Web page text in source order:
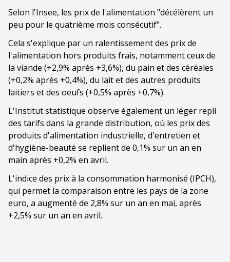
Selon l'Insee, les prix de l'alimentation "décélèrent un
peu pour le quatrième mois consécutif".
Cela s'explique par un ralentissement des prix de
l'alimentation hors produits frais, notamment ceux de
la viande (+2,9% après +3,6%), du pain et des céréales
(+0,2% après +0,4%), du lait et des autres produits
laitiers et des oeufs (+0,5% après +0,7%).
L'Institut statistique observe également un léger repli
des tarifs dans la grande distribution, où les prix des
produits d'alimentation industrielle, d'entretien et
d'hygiène-beauté se replient de 0,1% sur un an en
main après +0,2% en avril.
L'indice des prix à la consommation harmonisé (IPCH),
qui permet la comparaison entre les pays de la zone
euro, a augmenté de 2,8% sur un an en mai, après
+2,5% sur un an en avril.